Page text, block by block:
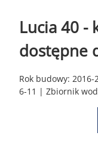
Lucia 40 -
dostępne
Rok budowy:
6-11 | Zbiornik